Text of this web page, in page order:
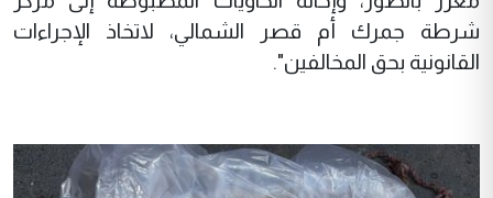
شرطة جمرك أم قصر الشمالي، لاتخاذ الإجراءات
القانونية بحق المخالفين".